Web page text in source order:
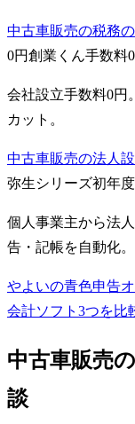
中古車販売の税務
0円創業くん手数料
会社設立手数料0円
カット。
中古車販売の法人
弥生シリーズ初年
個人事業主から法
告・記帳を自動化。
やよいの青色申告
会計ソフト3つを比
中古車販売
談